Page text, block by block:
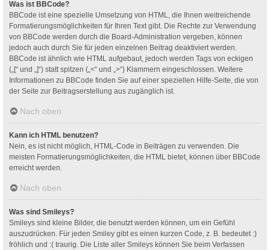
Was ist BBCode?
BBCode ist eine spezielle Umsetzung von HTML, die Ihnen weitreichende
Formatierungsmöglichkeiten für Ihren Text gibt. Die Rechte zur Verwendung
von BBCode werden durch die Board-Administration vergeben, können
jedoch auch durch Sie für jeden einzelnen Beitrag deaktiviert werden.
BBCode ist ähnlich wie HTML aufgebaut, jedoch werden Tags von eckigen
(„[“ und „]“) statt spitzen („<“ und „>“) Klammern eingeschlossen. Weitere
Informationen zu BBCode finden Sie auf einer speziellen Hilfe-Seite, die von
der Seite zur Beitragserstellung aus zugänglich ist.
Nach oben
Kann ich HTML benutzen?
Nein, es ist nicht möglich, HTML-Code in Beiträgen zu verwenden. Die
meisten Formatierungsmöglichkeiten, die HTML bietet, können über BBCode
erreicht werden.
Nach oben
Was sind Smileys?
Smileys sind kleine Bilder, die benutzt werden können, um ein Gefühl
auszudrücken. Für jeden Smiley gibt es einen kurzen Code, z. B. bedeutet :)
fröhlich und :( traurig. Die Liste aller Smileys können Sie beim Verfassen